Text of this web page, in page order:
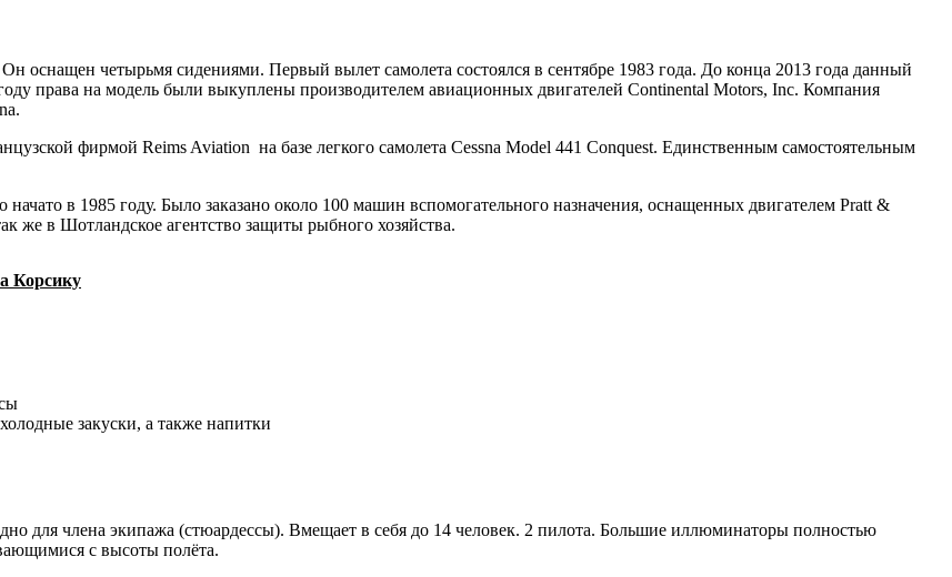
оснащен четырьмя сидениями. Первый вылет самолета состоялся в сентябре 1983 года. До конца 2013 года данный
права на модель были выкуплены производителем авиационных двигателей Continental Motors, Inc. Компания
фирмой Reims Aviation на базе легкого самолета Cessna Model 441 Conquest. Единственным самостоятельным
в 1985 году. Было заказано около 100 машин вспомогательного назначения, оснащенных двигателем Pratt &
же в Шотландское агентство защиты рыбного хозяйства.
Корсику
закуски, а также напитки
для члена экипажа (стюардессы). Вмещает в себя до 14 человек. 2 пилота. Большие иллюминаторы полностью
с высоты полёта.